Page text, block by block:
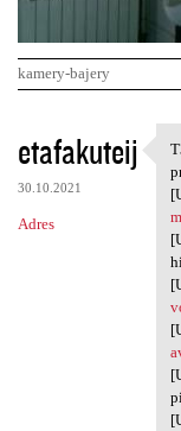
kamery-bajery
K
o
m
e
etafakuteij
30.10.2021
Adres